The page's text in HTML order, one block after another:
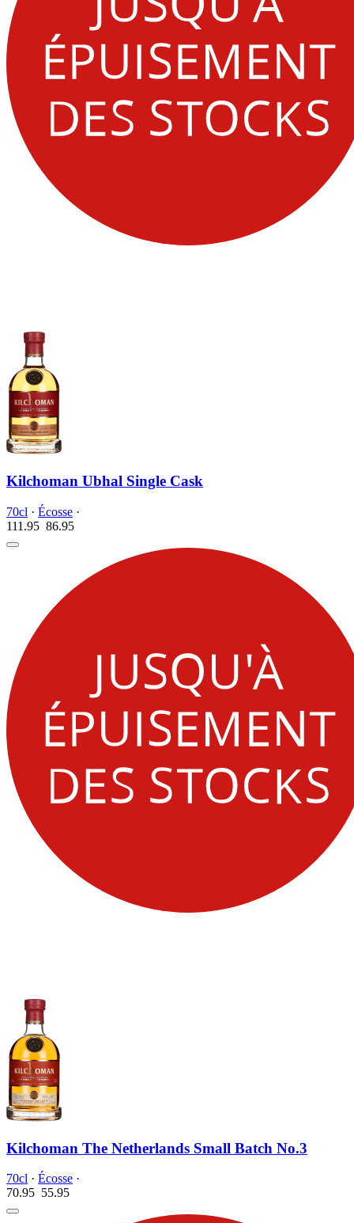
Kilchoman Ubhal Single Cask
70cl · Écosse ·
111.95 86.95
Kilchoman The Netherlands Small Batch No.3
70cl · Écosse ·
70.95 55.95